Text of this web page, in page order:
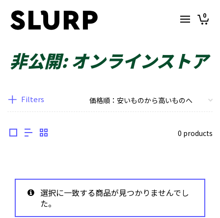
0
非公開: オンラインストア
Filters
0 products
選択に一致する商品が見つかりませんでし
た。